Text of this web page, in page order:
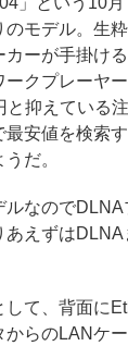
のモデル。生
カーが手掛け
クプレーヤ
と抑えている注
最安値を検索
だ。
なのでDLNA
あえずは
て、背面に
からのLANケ